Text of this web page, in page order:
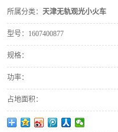
所属分类： 天津无轨观光小火车
型号： 1607400877
规格：
功率：
占地面积：